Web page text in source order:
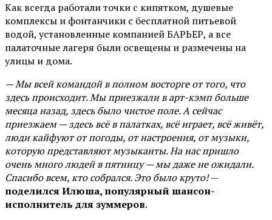
Как всегда работали точки с кипятком, душевые
комплексы и фонтанчики с бесплатной питьевой
водой, установленные компанией БАРЬЕР, а все
палаточные лагеря были освещены и размечены на
улицы и дома.
— Мы всей командой в полном восторге от того, что
здесь происходит. Мы приезжали в арт-кэмп больше
месяца назад, здесь было чистое поле. А сейчас
приезжаем — здесь всё в палатках, всё играет, всё живёт,
люди кайфуют от погоды, от настроения, от музыки,
которую представляют музыканты. На нас пришло
очень много людей в пятницу — мы даже не ожидали.
Спасибо всем, кто собрался. Это было круто!—
поделился Илюша, популярный шансон-
исполнитель для зуммеров.